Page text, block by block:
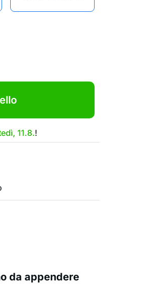
11.8.!
da appendere